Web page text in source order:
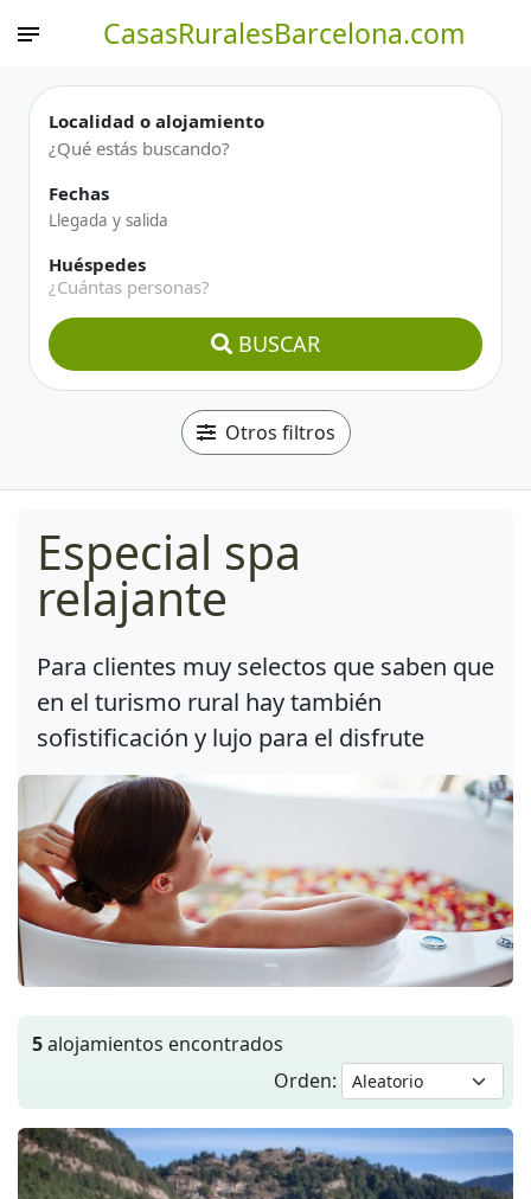
CasasRuralesBarcelona.com
Localidad o alojamiento
Fechas
Huéspedes
¿Cuántas personas?
BUSCAR
Otros filtros
Especial spa
relajante
Para clientes muy selectos que saben que
en el turismo rural hay también
sofistificación y lujo para el disfrute
5alojamientos encontrados
Orden: